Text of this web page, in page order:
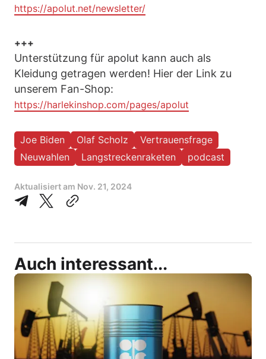
https://apolut.net/newsletter/
+++
Unterstützung für apolut kann auch als
Kleidung getragen werden! Hier der Link zu
unserem Fan-Shop:
https://harlekinshop.com/pages/apolut
Joe Biden Olaf Scholz
Vertrauensfrage
Neuwahlen
Langstreckenraketen podcast
Aktualisiert am Nov. 21, 2024
Auch interessant...